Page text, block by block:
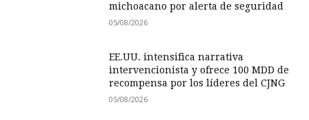
michoacano por alerta de seguridad
05/08/2026
EE.UU. intensifica narrativa
intervencionista y ofrece 100 MDD de
recompensa por los líderes del CJNG
05/08/2026